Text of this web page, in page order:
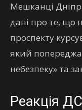
Мешканці
дані про те, що
проспекту
який
небезпеку» та
Реакція